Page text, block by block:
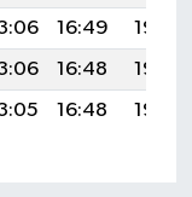
16:49
19:49
16:48
19:48
16:48 19:46